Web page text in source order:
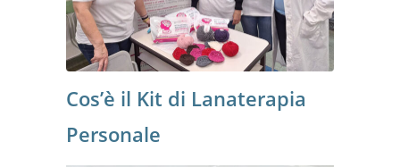
Cos’è il Kit di Lanaterapia
Personale